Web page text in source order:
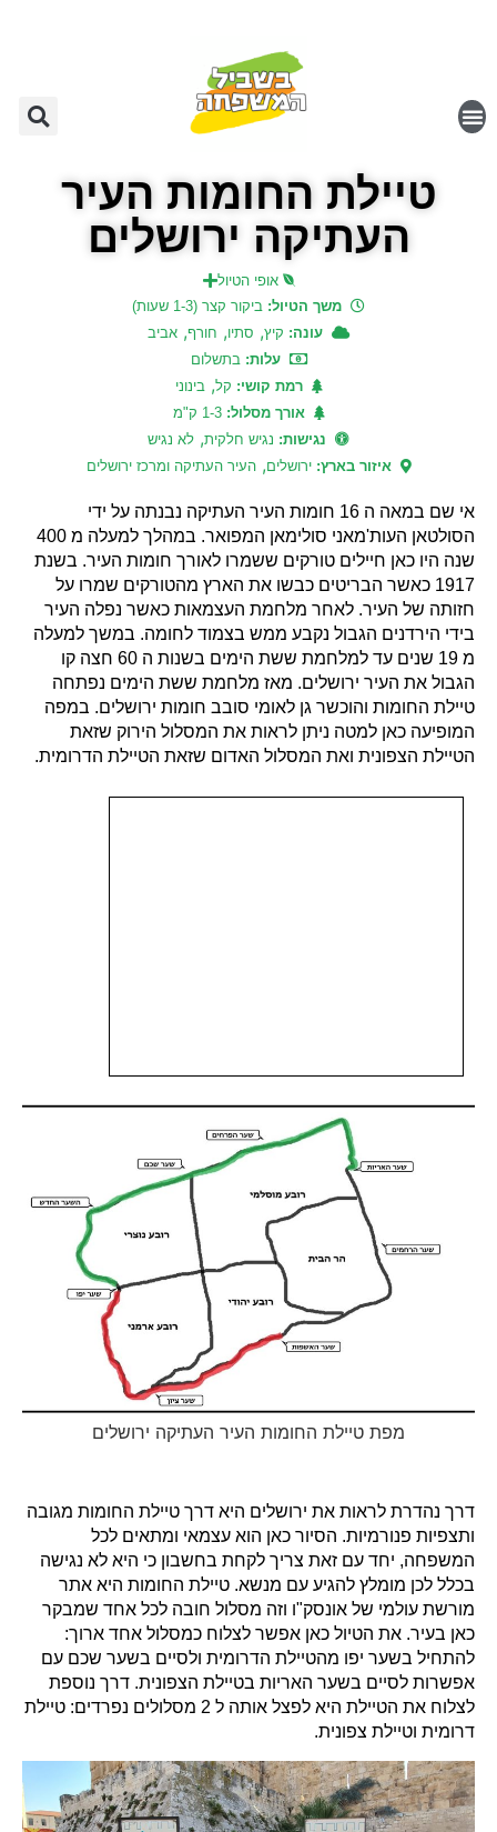
טיילת החומות העיר
העתיקה ירושלים
אופי הטיול
משך הטיול: ביקור קצר (1-3 שעות)
עונה: קיץ, סתיו, חורף, אביב
עלות:בתשלום
רמת קושי: קל, בינוני
אורך מסלול:1-3 ק"מ
נגישות: נגיש חלקית, לא נגיש
איזור בארץ:ירושלים, העיר העתיקה ומרכז ירושלים
אי שם במאה ה 16 חומות העיר העתיקה נבנתה על ידי
הסולטאן העות'מאני סולימאן המפואר. במהלך למעלה מ 400
שנה היו כאן חיילים טורקים ששמרו לאורך חומות העיר. בשנת
1917 כאשר הבריטים כבשו את הארץ מהטורקים שמרו על
חזותה של העיר. לאחר מלחמת העצמאות כאשר נפלה העיר
בידי הירדנים הגבול נקבע ממש בצמוד לחומה. במשך למעלה
מ 19 שנים עד למלחמת ששת הימים בשנות ה 60 חצה קו
הגבול את העיר ירושלים. מאז מלחמת ששת הימים נפתחה
טיילת החומות והוכשר גן לאומי סובב חומות ירושלים. במפה
המופיעה כאן למטה ניתן לראות את המסלול הירוק שזאת
הטיילת הצפונית ואת המסלול האדום שזאת הטיילת הדרומית.
מפת טיילת החומות העיר העתיקה ירושלים
דרך נהדרת לראות את ירושלים היא דרך טיילת החומות מגובה
ותצפיות פנורמיות. הסיור כאן הוא עצמאי ומתאים לכל
המשפחה, יחד עם זאת צריך לקחת בחשבון כי היא לא נגישה
בכלל לכן מומלץ להגיע עם מנשא. טיילת החומות היא אתר
מורשת עולמי של אונסק"ו וזה מסלול חובה לכל אחד שמבקר
כאן בעיר. את הטיול כאן אפשר לצלוח כמסלול אחד ארוך:
להתחיל בשער יפו מהטיילת הדרומית ולסיים בשער שכם עם
אפשרות לסיים בשער האריות בטיילת הצפונית. דרך נוספת
לצלוח את הטיילת היא לפצל אותה ל 2 מסלולים נפרדים: טיילת
דרומית וטיילת צפונית.